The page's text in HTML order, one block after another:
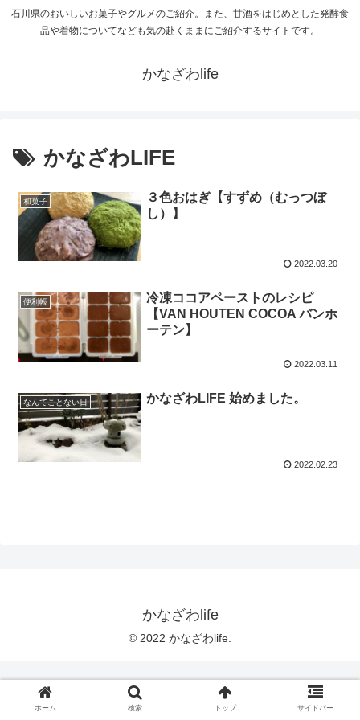
石川県のおいしいお菓子やグルメのご紹介。また、甘酒をはじめとした発酵食
品や着物についてなども気の赴くままにご紹介するサイトです。
かなざわlife
かなざわLIFE
和菓子
３色おはぎ【すずめ（むっつぼ
し）】
2022.03.20
便利帳
冷凍ココアペーストのレシピ
【VAN HOUTEN COCOA バンホ
ーテン】
2022.03.11
なんてことない日 かなざわLIFE 始めました。
2022.02.23
かなざわlife
© 2022 かなざわlife.
ホーム 検索 トップ サイドバー